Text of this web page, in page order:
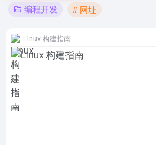
编程开发 # 网址
Linux 构建指南